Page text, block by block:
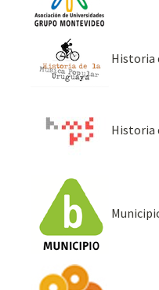
Historia
Historia